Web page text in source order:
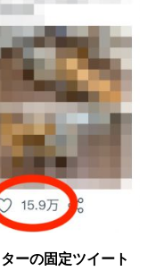
ーの固定ツイート